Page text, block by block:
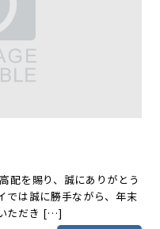
配を賜り、誠にありがとう
では誠に勝手ながら、年末
ただき […]